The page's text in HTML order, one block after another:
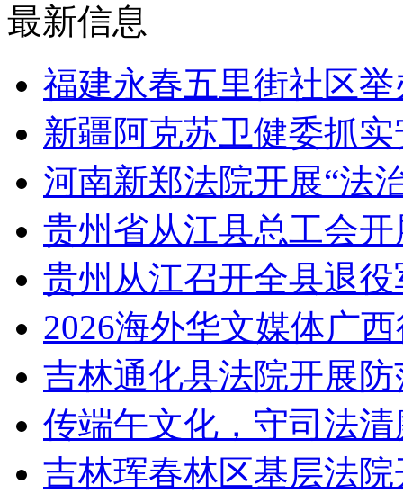
最新信息
福建永春五里街社区
新疆阿克苏卫健委抓
河南新郑法院开展“法
贵州省从江县总工会
贵州从江召开全县退
2026海外华文媒体广
吉林通化县法院开展
传端午文化，守司法
吉林珲春林区基层法院